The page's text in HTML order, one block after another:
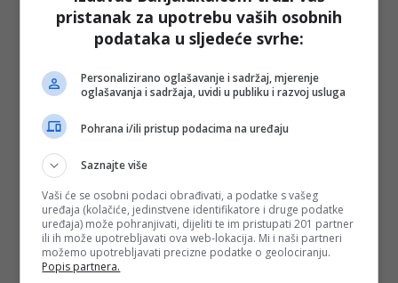
obavezna!
Email
Komentar
pristanak za upotrebu vaših osobnih
podataka u sljedeće svrhe:
Personalizirano oglašavanje i sadržaj, mjerenje
oglašavanja i sadržaja, uvidi u publiku i razvoj usluga
Pohrana i/ili pristup podacima na uređaju
Saznajte više
Vaši će se osobni podaci obrađivati, a podatke s vašeg
uređaja (kolačiće, jedinstvene identifikatore i druge podatke
uređaja) može pohranjivati, dijeliti te im pristupati 201 partner
ili ih može upotrebljavati ova web-lokacija. Mi i naši partneri
možemo upotrebljavati precizne podatke o geolociranju.
Popis partnera.